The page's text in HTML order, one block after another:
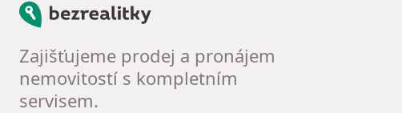
Bezrealitky
Zajišťujeme prodej a pronájem
nemovitostí s kompletním
servisem.